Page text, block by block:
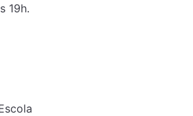
19h.